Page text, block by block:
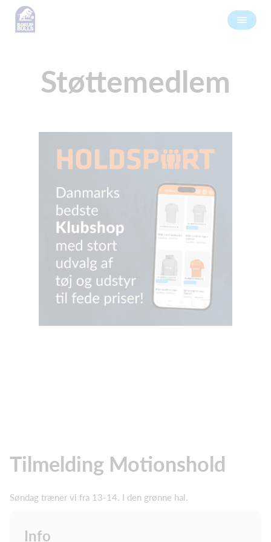
Støttemedlem
Tilmelding Motionshold
Søndag træner vi fra 13-14. I den grønne hal.
Info